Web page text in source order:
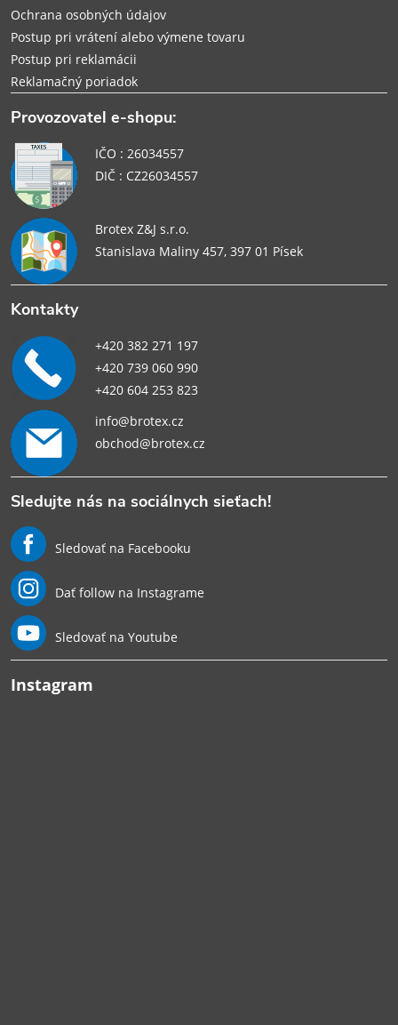
Ochrana osobných údajov
Postup pri vrátení alebo výmene tovaru
Postup pri reklamácii
Reklamačný poriadok
Provozovatel e-shopu:
IČO : 26034557
DIČ : CZ26034557
Brotex Z&J s.r.o.
Stanislava Maliny 457, 397 01 Písek
Kontakty
+420 382 271 197
+420 739 060 990
+420 604 253 823
info@brotex.cz
obchod@brotex.cz
Sledujte nás na sociálnych sieťach!
Sledovať na Facebooku
Dať follow na Instagrame
Sledovať na Youtube
Instagram